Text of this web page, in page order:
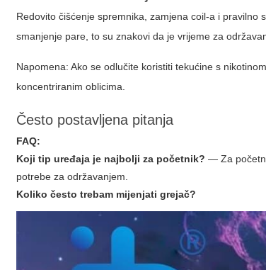
Redovito čišćenje spremnika, zamjena coil-a i
smanjenje pare, to su znakovi da je vrijeme za
Napomena: Ako se odlučite koristiti tekućine s
koncentriranim oblicima.
Često postavljena pitanja
FAQ:
Koji tip uređaja je najbolji za početnik? — Za
potrebe za održavanjem.
Koliko često trebam mijenjati grejač?